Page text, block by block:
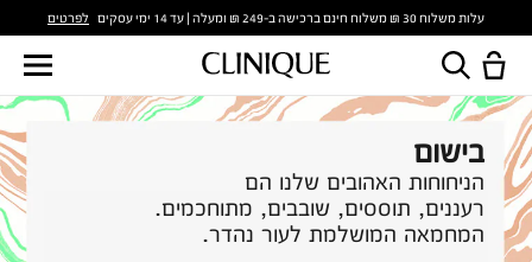
עלות משלוח 30 ₪ משלוח חינם ברכישה ב-249 ₪ ומעלה | עד 14 ימי עסקים לפרטים
בישום
הניחוחות האהובים שלנו הם
רעננים, תוססים, שובבים, מתוחכמים.
המחמאה המושלמת לעור נהדר.